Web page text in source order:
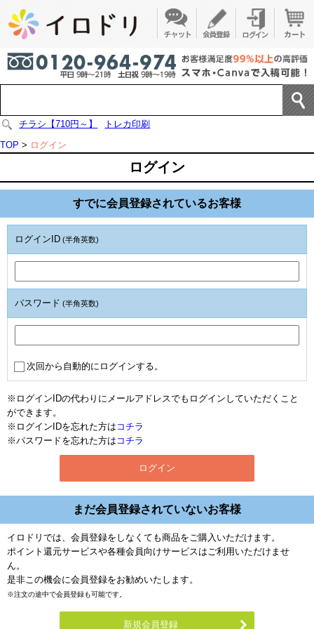
チラシ【710円～】
トレカ印刷
TOP > ログイン
ログイン
すでに会員登録されているお客様
ログインID (半角英数)
パスワード (半角英数)
次回から自動的にログインする。
※ログインIDの代わりにメールアドレスでもログインしていただくこと
ができます。
※ログインIDを忘れた方は コチラ
※パスワードを忘れた方は コチラ
まだ会員登録されていないお客様
イロドリでは、会員登録をしなくても商品をご購入いただけます。
ポイント還元サービスや各種会員向けサービスはご利用いただけませ
ん。
是非この機会に会員登録をお勧めいたします。
※注文の途中で会員登録も可能です。
新規会員登録